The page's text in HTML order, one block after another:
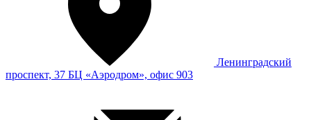
Ленинградский
проспект, 37 БЦ «Аэродром», офис 903